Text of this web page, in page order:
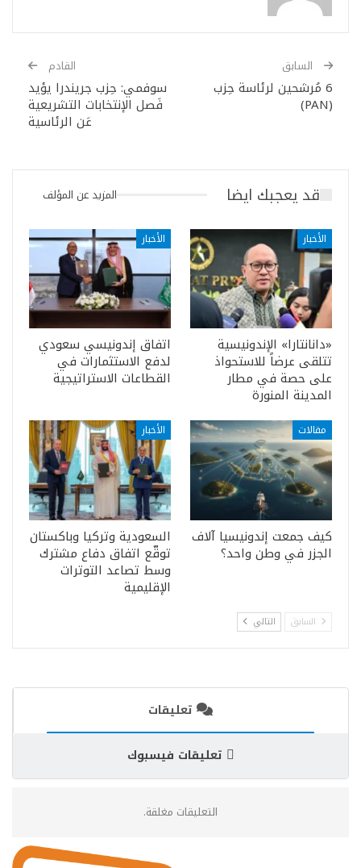
السابق
6 مُرشحين لرئاسة حِزب
(PAN)
القادم
سوفمي: حِزب جريندرا يؤيد
فَصل الإنتخابات التشريعية
عَن الرئاسية
قد يعجبك ايضا المزيد عن المؤلف
الأخبار
«دانانتارا» الإندونيسية
تتلقى عرضاً للاستحواذ
على حصة في مطار
المدينة المنورة
الأخبار
اتفاق إندونيسي سعودي
لدفع الاستثمارات في
القطاعات الاستراتيجية
مقالات
كيف جمعت إندونيسيا آلاف
الجزر في وطن واحد؟
الأخبار
السعودية وتركيا وباكستان
توقّع اتفاق دفاع مشترك
وسط تصاعد التوترات
الإقليمية
السابق التالي
تعليقات
تعليقات فيسبوك
التعليقات مغلقة.